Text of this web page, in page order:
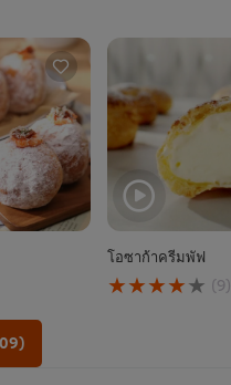
โอซาก้าครีมพัฟ
คะแนน
เฉลี่ย
(9)